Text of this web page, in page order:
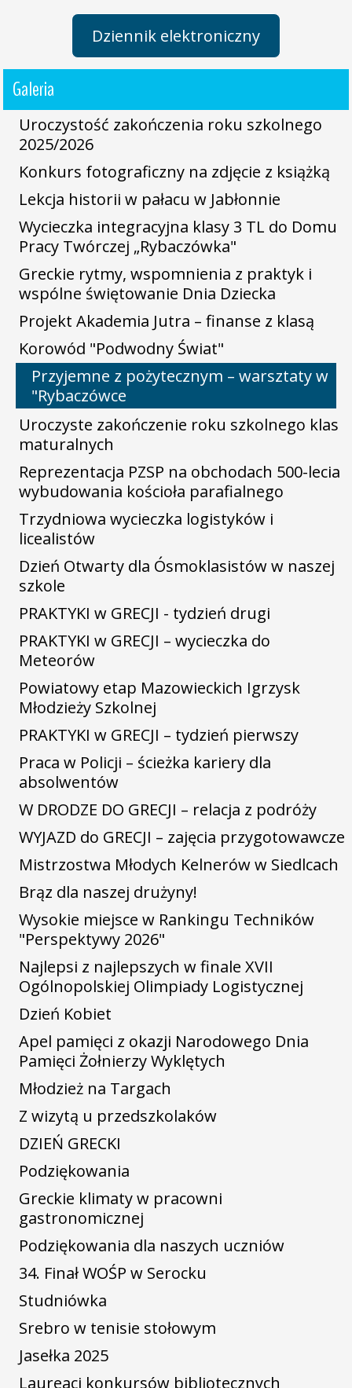
Dziennik elektroniczny
Galeria
Uroczystość zakończenia roku szkolnego
2025/2026
Konkurs fotograficzny na zdjęcie z książką
Lekcja historii w pałacu w Jabłonnie
Wycieczka integracyjna klasy 3 TL do Domu
Pracy Twórczej „Rybaczówka"
Greckie rytmy, wspomnienia z praktyk i
wspólne świętowanie Dnia Dziecka
Projekt Akademia Jutra – finanse z klasą
Korowód "Podwodny Świat"
Przyjemne z pożytecznym – warsztaty w
"Rybaczówce
Uroczyste zakończenie roku szkolnego klas
maturalnych
Reprezentacja PZSP na obchodach 500-lecia
wybudowania kościoła parafialnego
Trzydniowa wycieczka logistyków i
licealistów
Dzień Otwarty dla Ósmoklasistów w naszej
szkole
PRAKTYKI w GRECJI - tydzień drugi
PRAKTYKI w GRECJI – wycieczka do
Meteorów
Powiatowy etap Mazowieckich Igrzysk
Młodzieży Szkolnej
PRAKTYKI w GRECJI – tydzień pierwszy
Praca w Policji – ścieżka kariery dla
absolwentów
W DRODZE DO GRECJI – relacja z podróży
WYJAZD do GRECJI – zajęcia przygotowawcze
Mistrzostwa Młodych Kelnerów w Siedlcach
Brąz dla naszej drużyny!
Wysokie miejsce w Rankingu Techników
"Perspektywy 2026"
Najlepsi z najlepszych w finale XVII
Ogólnopolskiej Olimpiady Logistycznej
Dzień Kobiet
Apel pamięci z okazji Narodowego Dnia
Pamięci Żołnierzy Wyklętych
Młodzież na Targach
Z wizytą u przedszkolaków
DZIEŃ GRECKI
Podziękowania
Greckie klimaty w pracowni
gastronomicznej
Podziękowania dla naszych uczniów
34. Finał WOŚP w Serocku
Studniówka
Srebro w tenisie stołowym
Jasełka 2025
Laureaci konkursów bibliotecznych